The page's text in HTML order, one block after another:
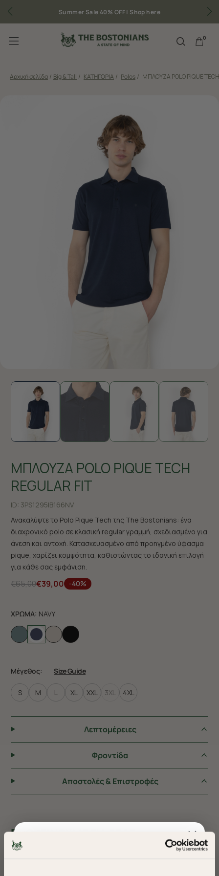
Summer Sale 40% OFF | Shop here
0
Αρχική σελίδα / Big & Tall / ΚΑΤΗΓΟΡΙΑ / Polos / ΜΠΛΟΥΖΑ POLO PIQUE
ΜΠΛΟΥΖΑ POLO PIQUE TECH
REGULAR FIT
ID: 3PS1295|B166NV
Ανακαλύψτε το Polo Pique Tech της The Bostonians: ένα
διαχρονικό polo σε κλασική regular γραμμή, σχεδιασμένο για
άνεση και αντοχή. Κατασκευασμένο από προηγμένο ύφασμα
pique, χαρίζει κομψότητα, καθιστώντας το ιδανική επιλογή
για κάθε σας εμφάνιση.
€65,00€39,00 -40%
ΧΡΩΜΑ: NAVY
Μέγεθος: Size Guide
S M L XL XXL 3XL 4XL
Λεπτομέρειες
Φροντiδα
Αποστολές & Επιστροφές
ΠΡΟΤΕΙΝΟΥΜΕ ΓΙΑ ΕΣΑΣ